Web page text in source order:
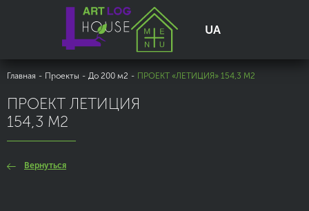
UA
Главная - Проекты - До 200 м2 - ПРОЕКТ «ЛЕТИЦИЯ» 154,3 М2
ПРОЕКТ ЛЕТИЦИЯ
154,3 М2
Вернуться